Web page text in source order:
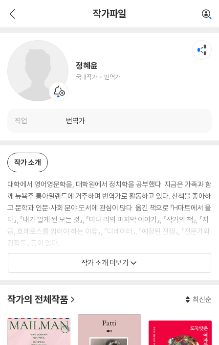
작가파일
정혜윤
국내작가 번역가
직업 번역가
작가 소개
대학에서 영어영문학을, 대학원에서 정치학을 공부했다. 지금은 가족과 함
께 뉴욕주 롱아일랜드에 거주하며 번역가로 활동하고 있다. 산책을 좋아하
고 문학과 인문·사회 분야 도서에 관심이 많다. 옮긴 책으로 『H마트에서 울
다』, 『내가 알게 된 모든 것』, 『미나 리의 마지막 이야기』, 『작가의 책』, 『지
금, 호메로스를 읽어야 하는 이유』, 『디베이터』, 『예정된 전쟁』, 『전문가와
강적들』 등이 있다.
작가 소개 더보기
작가의 전체작품 최신순